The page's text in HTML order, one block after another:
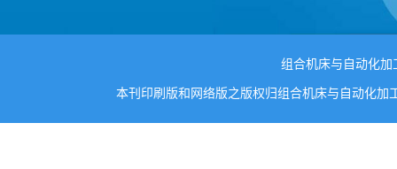
组合机床与自动化
本刊印刷版和网络版之版权归组合机床与自动化